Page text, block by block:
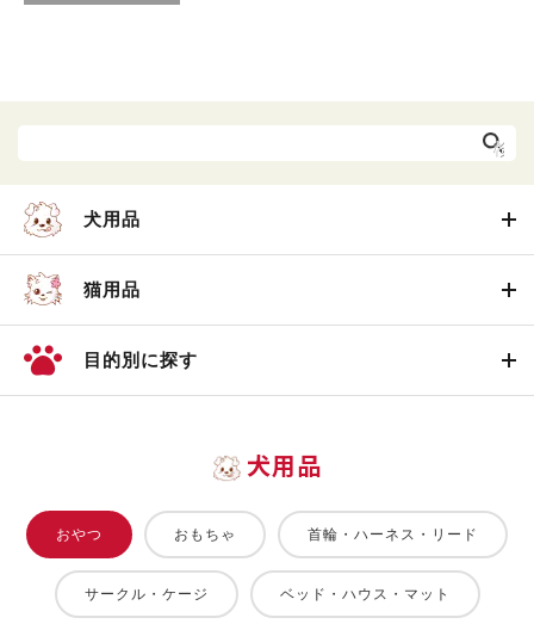
犬用品
猫用品
目的別に探す
犬用品
おやつ おもちゃ 首輪・ハーネス・リード
サークル・ケージ ベッド・ハウス・マット